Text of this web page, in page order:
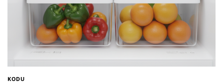
KODU